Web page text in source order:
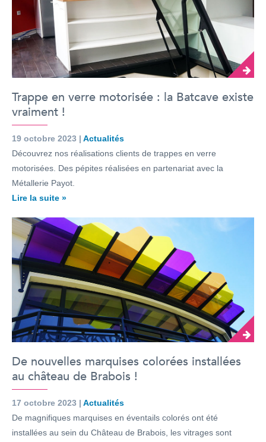
Trappe en verre motorisée : la Batcave existe
vraiment !
19 octobre 2023 | Actualités
Découvrez nos réalisations clients de trappes en verre
motorisées. Des pépites réalisées en partenariat avec la
Métallerie Payot.
Lire la suite »
De nouvelles marquises colorées installées
au château de Brabois !
17 octobre 2023 | Actualités
De magnifiques marquises en éventails colorés ont été
installées au sein du Château de Brabois, les vitrages sont